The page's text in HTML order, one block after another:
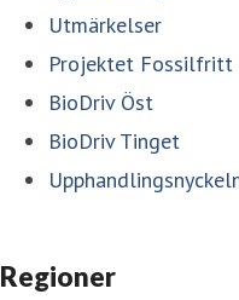
Utmärkelser
Projektet Fossilfritt
BioDriv Öst
BioDriv Tinget
Regioner